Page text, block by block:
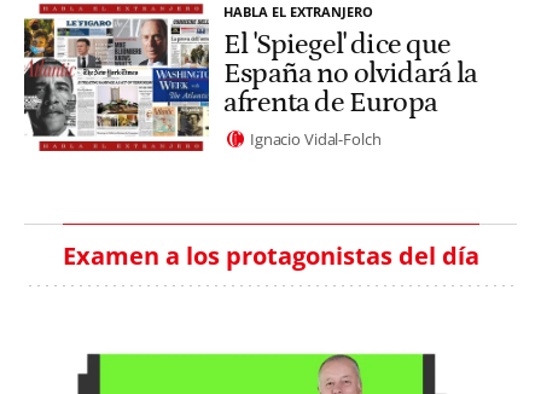
HABLA EL EXTRANJERO
El 'Spiegel' dice que
España no olvidará la
afrenta de Europa
Ignacio Vidal-Folch
Examen a los protagonistas del día